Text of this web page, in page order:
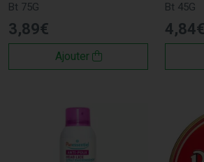
éviter le dessèchement et
Où Acheter Pulmoll ?
Vous pouvez acheter les produits
Mal de Gorge
Toux Sèche
Rhinite et Sinusite
Bt 75G
3,89€
Ajouter
Bt 45G
4,84€